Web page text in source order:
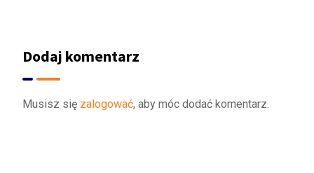
Dodaj komentarz
Musisz się zalogować, aby móc dodać komentarz.